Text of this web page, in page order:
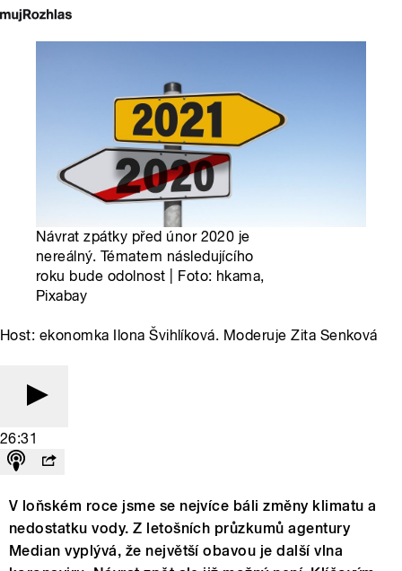
Návrat zpátky před únor 2020 je
nereálný. Tématem následujícího
roku bude odolnost | Foto: hkama,
Pixabay
Host: ekonomka Ilona Švihlíková. Moderuje Zita Senková
26:31
V loňském roce jsme se nejvíce báli změny klimatu a
nedostatku vody. Z letošních průzkumů agentury
Median vyplývá, že největší obavou je další vlna